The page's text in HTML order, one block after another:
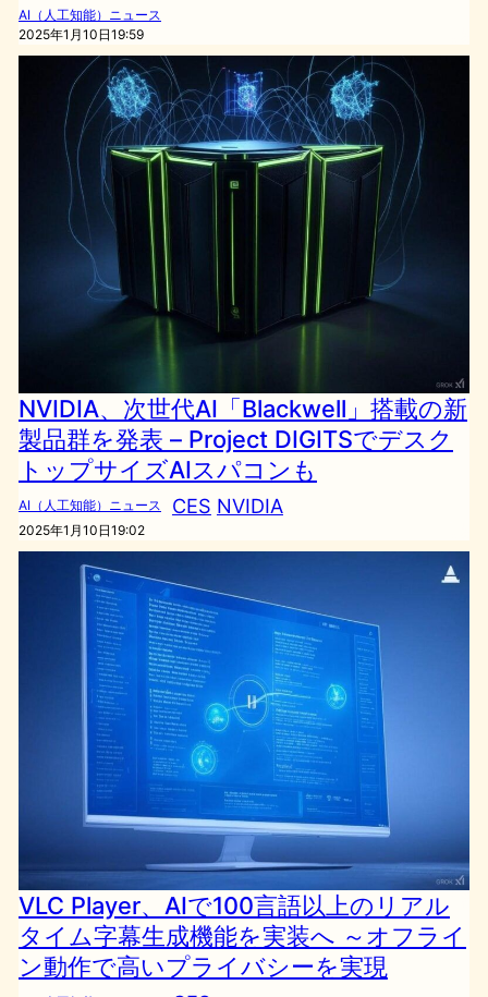
AI（人工知能）ニュース
2025年1月10日19:59
NVIDIA、次世代AI「Blackwell」搭載の新
製品群を発表 – Project DIGITSでデスク
トップサイズAIスパコンも
AI（人工知能）ニュース CES NVIDIA
2025年1月10日19:02
VLC Player、AIで100言語以上のリアル
タイム字幕生成機能を実装へ ～オフライ
ン動作で高いプライバシーを実現